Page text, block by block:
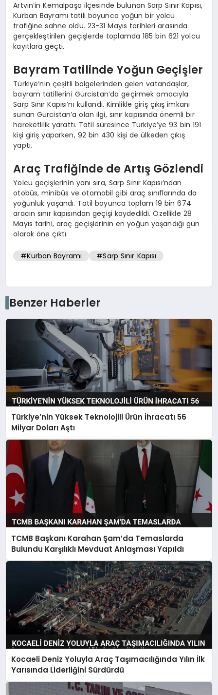
Artvin’in Kemalpaşa ilçesinde bulunan Sarp Sınır Kapısı,
Kurban Bayramı tatili boyunca yoğun bir yolcu
trafiğine sahne oldu. 23-31 Mayıs tarihleri arasında
gerçekleştirilen geçişlerde toplamda 185 bin 621 yolcu
kayıtlara geçti.
Bayram Tatilinde Yoğun Geçişler
Türkiye’nin çeşitli bölgelerinden gelen vatandaşlar,
bayram tatillerini Gürcistan’da geçirmek amacıyla
Sarp Sınır Kapısı’nı kullandı. Kimlikle giriş çıkış imkanı
sunan Gürcistan’a olan ilgi, sınır kapısında önemli bir
hareketlilik yarattı. Tatil süresince Türkiye’ye 93 bin 191
kişi giriş yaparken, 92 bin 430 kişi de ülkeden çıkış
yaptı.
Araç Trafiğinde de Artış Gözlendi
Yolcu geçişlerinin yanı sıra, Sarp Sınır Kapısı’ndan
otobüs, minibüs ve otomobil gibi araç sınıflarında da
yoğunluk yaşandı. Tatil boyunca toplam 19 bin 674
aracın sınır kapısından geçişi kaydedildi. Özellikle 28
Mayıs tarihi, araç geçişlerinin en yoğun yaşandığı gün
olarak öne çıktı.
#Kurban Bayramı #Sarp Sınır Kapısı
Benzer Haberler
Türkiye’nin Yüksek Teknolojili Ürün İhracatı 56
Milyar Doları Aştı
TCMB Başkanı Karahan Şam’da Temaslarda
Bulundu Karşılıklı Mevduat Anlaşması Yapıldı
Kocaeli Deniz Yoluyla Araç Taşımacılığında Yılın İlk
Yarısında Liderliğini Sürdürdü